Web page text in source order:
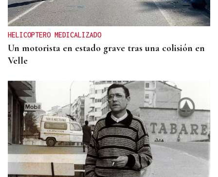
HELICOPTERO MEDICALIZADO
Un motorista en estado grave tras una colisión en
Velle